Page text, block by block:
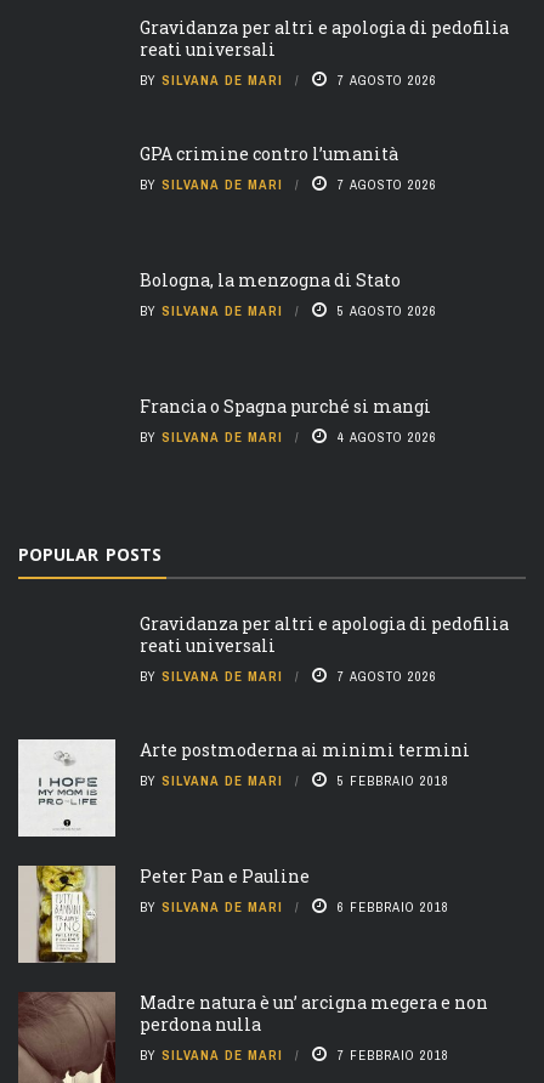
Gravidanza per altri e apologia di pedofilia
reati universali
BY SILVANA DE MARI 7 AGOSTO 2026
GPA crimine contro l’umanità
BY SILVANA DE MARI 7 AGOSTO 2026
Bologna, la menzogna di Stato
BY SILVANA DE MARI 5 AGOSTO 2026
Francia o Spagna purché si mangi
BY SILVANA DE MARI 4 AGOSTO 2026
POPULAR POSTS
Gravidanza per altri e apologia di pedofilia
reati universali
BY SILVANA DE MARI 7 AGOSTO 2026
Arte postmoderna ai minimi termini
BY SILVANA DE MARI 5 FEBBRAIO 2018
Peter Pan e Pauline
BY SILVANA DE MARI 6 FEBBRAIO 2018
Madre natura è un’ arcigna megera e non
perdona nulla
BY SILVANA DE MARI 7 FEBBRAIO 2018